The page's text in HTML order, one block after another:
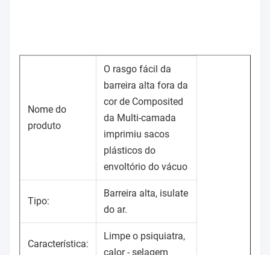
Nome do
produto
O rasgo fácil da
barreira alta fora da
cor de Composited
da Multi-camada
imprimiu sacos
plásticos do
envoltório do vácuo
Tipo:
Barreira alta, isulate
do ar.
Característica:
Limpe o psiquiatra,
calor - selagem